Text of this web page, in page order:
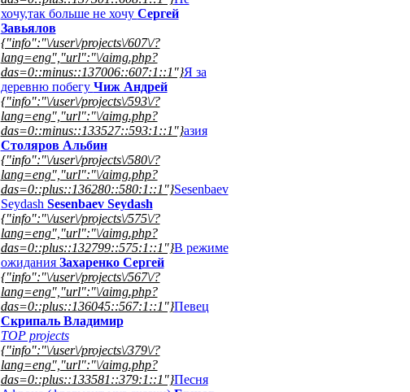
хочу,так больше не хочу Сергей
Завьялов
{"info":"\/user\/projects\/607\/?
lang=eng","url":"\/aimg.php?
das=0::minus::137006::607:1::1"}Я за
деревню побегу Чиж Андрей
{"info":"\/user\/projects\/593\/?
lang=eng","url":"\/aimg.php?
das=0::minus::133527::593:1::1"}азия
Столяров Альбин
{"info":"\/user\/projects\/580\/?
lang=eng","url":"\/aimg.php?
das=0::plus::136280::580:1::1"}Sesenbaev
Seydash Sesenbaev Seydash
{"info":"\/user\/projects\/575\/?
lang=eng","url":"\/aimg.php?
das=0::plus::132799::575:1::1"}В режиме
ожидания Захаренко Сергей
{"info":"\/user\/projects\/567\/?
lang=eng","url":"\/aimg.php?
das=0::plus::136045::567:1::1"}Певец
Скрипаль Владимир
TOP projects
{"info":"\/user\/projects\/379\/?
lang=eng","url":"\/aimg.php?
das=0::plus::133581::379:1::1"}Песня